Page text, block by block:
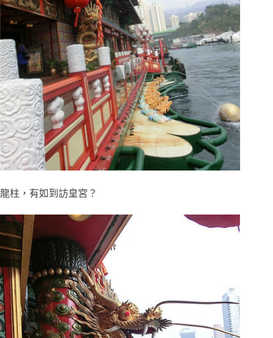
龍柱，有如到訪皇宮？